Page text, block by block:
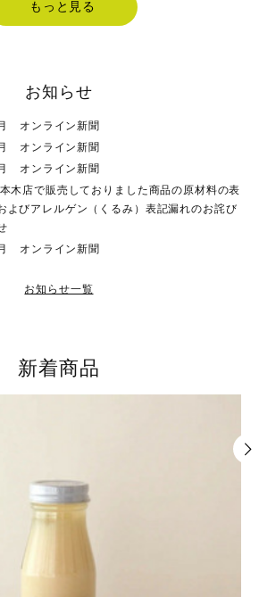
もっと見る
お知らせ
オンライン新聞
オンライン新聞
オンライン新聞
木店で販売しておりました商品の原材料の表
よびアレルゲン（くるみ）表記漏れのお詫び
オンライン新聞
お知らせ一覧
新着商品